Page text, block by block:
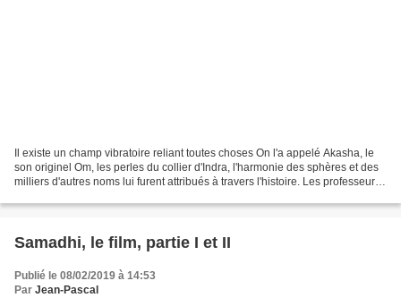
Il existe un champ vibratoire reliant toutes choses On l'a appelé Akasha, le
son originel Om, les perles du collier d'Indra, l'harmonie des sphères et des
milliers d'autres noms lui furent attribués à travers l'histoire. Les professeurs
Samadhi, le film, partie I et II
Publié le 08/02/2019 à 14:53
Par Jean-Pascal